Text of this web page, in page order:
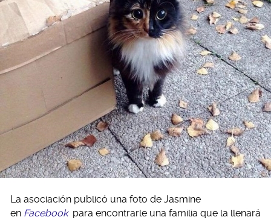
La asociación publicó una foto de Jasmine
en Facebook para encontrarle una familia que la llenará